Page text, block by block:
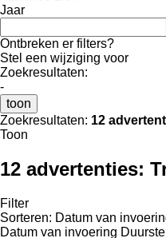
Jaar
Ontbreken er filters?
Stel een wijziging voor
Zoekresultaten:
-
toon
Zoekresultaten: 12
Toon
12 advertenties:
Filter
Sorteren: Datum van
Datum van invoering